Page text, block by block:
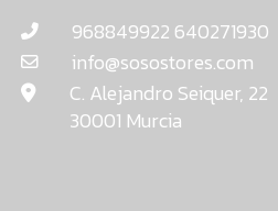
968849922 640271930
info@sosostores.com
C. Alejandro Seiquer, 22
30001 Murcia